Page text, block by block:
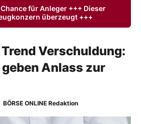
für Anleger +++ Dieser
überzeugt +++
Verschuldung:
Anlass zur
BÖRSE ONLINE Redaktion